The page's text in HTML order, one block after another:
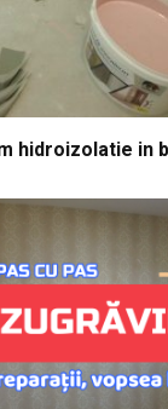
hidroizolatie in